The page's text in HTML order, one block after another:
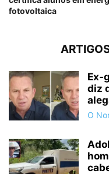
fotovoltaica
Ex-
diz
O